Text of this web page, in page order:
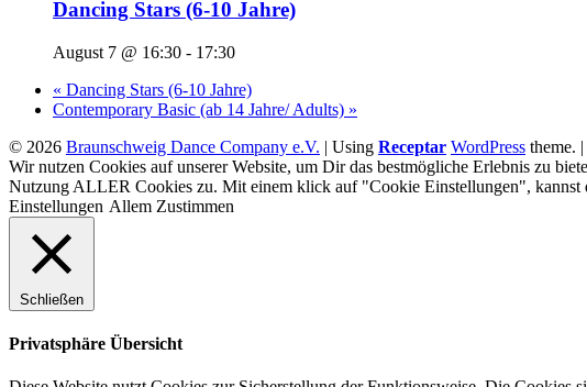
Dancing Stars (6-10 Jahre)
August 7 @ 16:30 - 17:30
« Dancing Stars (6-10 Jahre)
Contemporary Basic (ab 14 Jahre/ Adults) »
© 2026 Braunschweig Dance Company e.V. | Using Receptar WordPress theme. |
Wir nutzen Cookies auf unserer Website, um Dir das bestmögliche Erlebnis zu
Nutzung ALLER Cookies zu. Mit einem klick auf "Cookie Einstellungen", kannst
Einstellungen Allem Zustimmen
Schließen
Privatsphäre Übersicht